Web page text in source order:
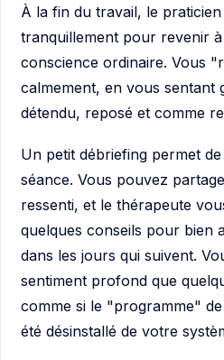
À la fin du travail, le
tranquillement pour revenir
conscience ordinaire. Vous
calmement, en vous sentant
détendu, reposé et comme
Un petit débriefing permet
séance. Vous pouvez
ressenti, et le thérapeute
quelques conseils pour bien
dans les jours qui suivent.
sentiment profond que
comme si le "programme"
été désinstallé de votre